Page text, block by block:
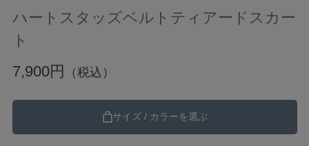
ハートスタッズベルトティアードスカー
ト
7,900円
（税込）
サイズ / カラーを選ぶ